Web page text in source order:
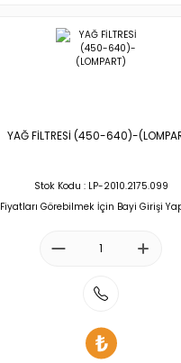
YAĞ FİLTRESİ (450-640)-
Stok Kodu : LP-2010.2175.099
Fiyatları Görebilmek İçin Bayi Girişi